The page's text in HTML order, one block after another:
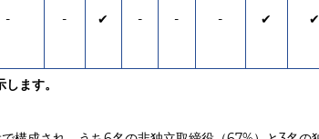
- - ✔ - - - ✔ ✔
ます。